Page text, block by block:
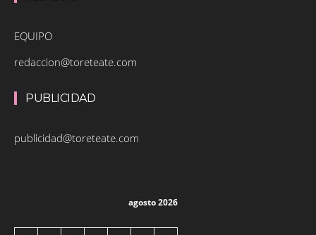
EQUIPO
redaccion@toreteate.com
PUBLICIDAD
publicidad@toreteate.com
agosto 2026